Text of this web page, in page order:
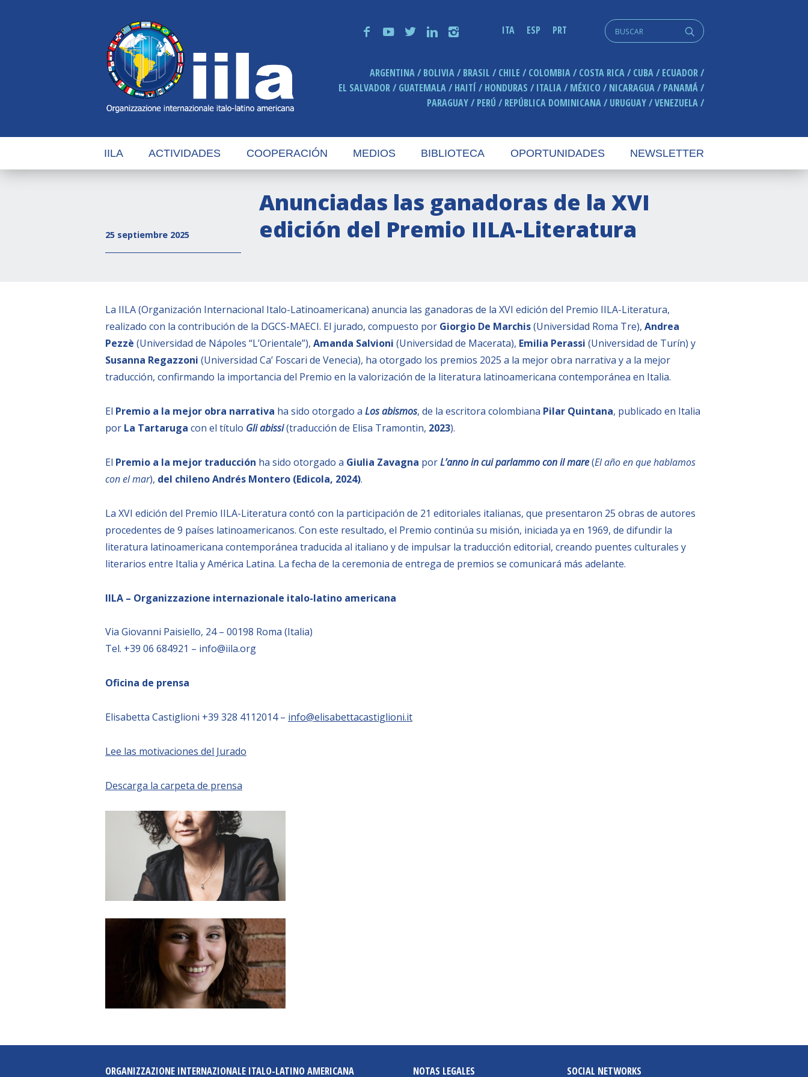
f y t n i ITA ESP PRT q
Search
for:
ARGENTINA BOLIVIA BRASIL CHILE COLOMBIA COSTA RICA CUBA
ECUADOR
EL SALVADOR
GUATEMALA HAITÍ HONDURAS ITALIA MÉXICO NICARAGUA
PANAMÁ
PARAGUAY
PERÚ REPÚBLICA DOMINICANA URUGUAY VENEZUELA
IILA ACTIVIDADES COOPERACIÓN MEDIOS BIBLIOTECA OPORTUNIDADES NEWSLETTER
25 septiembre 2025
Anunciadas las ganadoras de la XVI
edición del Premio IILA-Literatura
La IILA (Organización Internacional Italo-Latinoamericana) anuncia las ganadoras de la XVI edición del Premio IILA-Literatura,
realizado con la contribución de la DGCS-MAECI. El jurado, compuesto por Giorgio De Marchis(Universidad Roma Tre), Andrea
Pezzè (Universidad de Nápoles “L’Orientale”), Amanda Salvioni (Universidad de Macerata), Emilia Perassi (Universidad de Turín) y
Susanna Regazzoni (Universidad Ca’ Foscari de Venecia), ha otorgado los premios 2025 a la mejor obra narrativa y a la mejor
traducción, confirmando la importancia del Premio en la valorización de la literatura latinoamericana contemporánea en Italia.
El Premio a la mejor obra narrativa ha sido otorgado a Los abismos, de la escritora colombiana Pilar Quintana, publicado en Italia
por La Tartaruga con el título Gli abissi(traducción de Elisa Tramontin, 2023).
El Premio a la mejor traducción ha sido otorgado a Giulia Zavagna porL’anno in cui parlammo con il mare(El año en que hablamos
con el mar), del chileno Andrés Montero (Edicola, 2024).
La XVI edición del Premio IILA-Literatura contó con la participación de 21 editoriales italianas, que presentaron 25 obras de autores
procedentes de 9 países latinoamericanos. Con este resultado, el Premio continúa su misión, iniciada ya en 1969, de difundir la
literatura latinoamericana contemporánea traducida al italiano y de impulsar la traducción editorial, creando puentes culturales y
literarios entre Italia y América Latina. La fecha de la ceremonia de entrega de premios se comunicará más adelante.
IILA – Organizzazione internazionale italo-latino americana
Via Giovanni Paisiello, 24 – 00198 Roma (Italia)
Tel. +39 06 684921 – info@iila.org
Oficina de prensa
Elisabetta Castiglioni +39 328 4112014 – info@elisabettacastiglioni.it
Lee las motivaciones del Jurado
Descarga la carpeta de prensa
ORGANIZZAZIONE INTERNAZIONALE ITALO-LATINO AMERICANA NOTAS LEGALES SOCIAL NETWORKS